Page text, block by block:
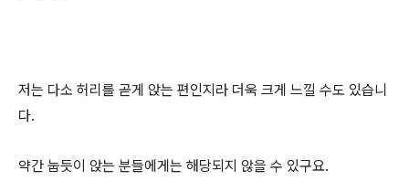
저는 다소 허리를 곧게 앉는 편인지라 더욱 크게 느낄 수도 있습니
다.
약간 눕듯이 앉는 분들에게는 해당되지 않을 수 있구요.